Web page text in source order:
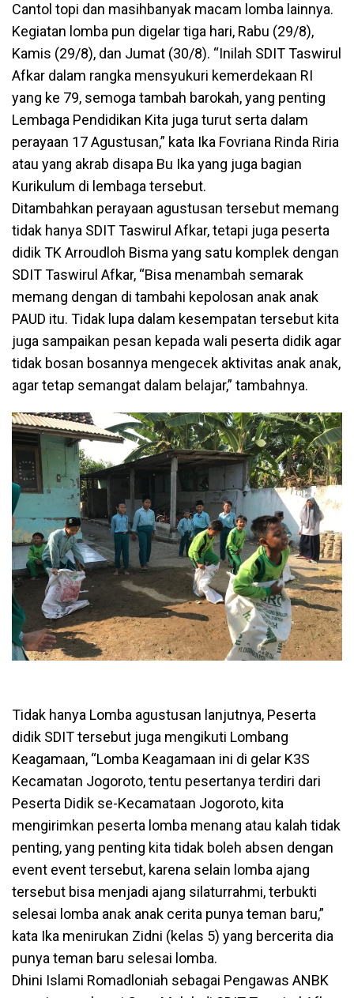
Cantol topi dan masihbanyak macam lomba lainnya.
Kegiatan lomba pun digelar tiga hari, Rabu (29/8),
Kamis (29/8), dan Jumat (30/8). “Inilah SDIT Taswirul
Afkar dalam rangka mensyukuri kemerdekaan RI
yang ke 79, semoga tambah barokah, yang penting
Lembaga Pendidikan Kita juga turut serta dalam
perayaan 17 Agustusan,” kata Ika Fovriana Rinda Riria
atau yang akrab disapa Bu Ika yang juga bagian
Kurikulum di lembaga tersebut.
Ditambahkan perayaan agustusan tersebut memang
tidak hanya SDIT Taswirul Afkar, tetapi juga peserta
didik TK Arroudloh Bisma yang satu komplek dengan
SDIT Taswirul Afkar, “Bisa menambah semarak
memang dengan di tambahi kepolosan anak anak
PAUD itu. Tidak lupa dalam kesempatan tersebut kita
juga sampaikan pesan kepada wali peserta didik agar
tidak bosan bosannya mengecek aktivitas anak anak,
agar tetap semangat dalam belajar,” tambahnya.
Tidak hanya Lomba agustusan lanjutnya, Peserta
didik SDIT tersebut juga mengikuti Lombang
Keagamaan, “Lomba Keagamaan ini di gelar K3S
Kecamatan Jogoroto, tentu pesertanya terdiri dari
Peserta Didik se-Kecamataan Jogoroto, kita
mengirimkan peserta lomba menang atau kalah tidak
penting, yang penting kita tidak boleh absen dengan
event event tersebut, karena selain lomba ajang
tersebut bisa menjadi ajang silaturrahmi, terbukti
selesai lomba anak anak cerita punya teman baru,”
kata Ika menirukan Zidni (kelas 5) yang bercerita dia
punya teman baru selesai lomba.
Dhini Islami Romadloniah sebagai Pengawas ANBK